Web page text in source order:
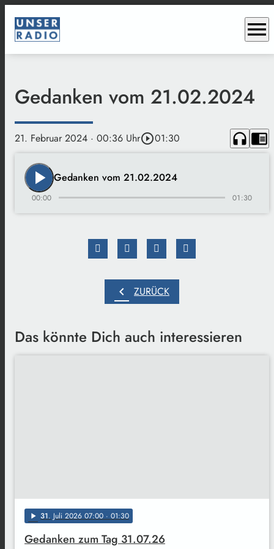
menu
Gedanken vom 21.02.2024
21. Februar 2024 · 00:36 Uhrplay_circle_outline01:30 headphones chrome_reader_mode
play_arrow Gedanken vom 21.02.2024
00:00 01:30
chevron_left ZURÜCK
Das könnte Dich auch interessieren
play_arrow 31. Juli 2026 07:00 · 01:30
Gedanken zum Tag 31.07.26